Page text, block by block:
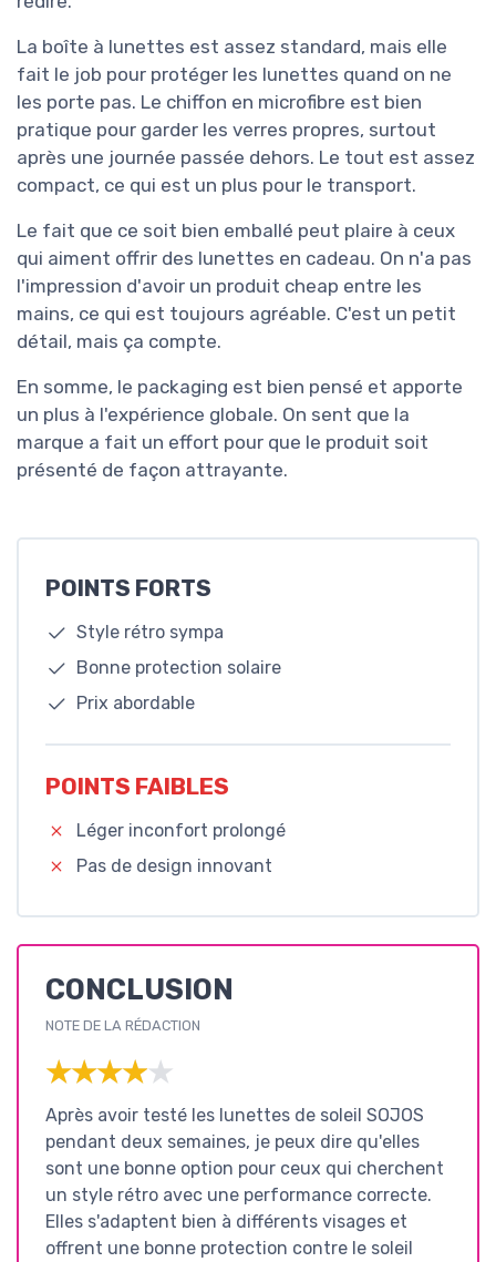
La boîte à lunettes est assez standard, mais elle
fait le job pour protéger les lunettes quand on ne
les porte pas. Le chiffon en microfibre est bien
pratique pour garder les verres propres, surtout
après une journée passée dehors. Le tout est assez
compact, ce qui est un plus pour le transport.
Le fait que ce soit bien emballé peut plaire à ceux
qui aiment offrir des lunettes en cadeau. On n'a pas
l'impression d'avoir un produit cheap entre les
mains, ce qui est toujours agréable. C'est un petit
détail, mais ça compte.
En somme, le packaging est bien pensé et apporte
un plus à l'expérience globale. On sent que la
marque a fait un effort pour que le produit soit
présenté de façon attrayante.
POINTS FORTS
Style rétro sympa
Bonne protection solaire
Prix abordable
POINTS FAIBLES
Léger inconfort prolongé
Pas de design innovant
CONCLUSION
NOTE DE LA RÉDACTION
★★★★★
★★★★★
Après avoir testé les lunettes de soleil SOJOS
pendant deux semaines, je peux dire qu'elles
sont une bonne option pour ceux qui cherchent
un style rétro avec une performance correcte.
Elles s'adaptent bien à différents visages et
offrent une bonne protection contre le soleil